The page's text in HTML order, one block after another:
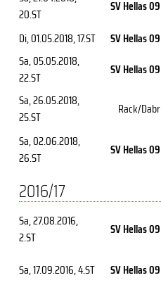
20.ST
SV Hellas 09
Di, 01.05.2018, 17.ST SV Hellas 09
Sa, 05.05.2018,
22.ST
SV Hellas 09
Sa, 26.05.2018,
25.ST
Rack/Dabr
Sa, 02.06.2018,
26.ST
SV Hellas 09
2016/17
Sa, 27.08.2016,
2.ST
SV Hellas 09
Sa, 17.09.2016, 4.ST SV Hellas 09